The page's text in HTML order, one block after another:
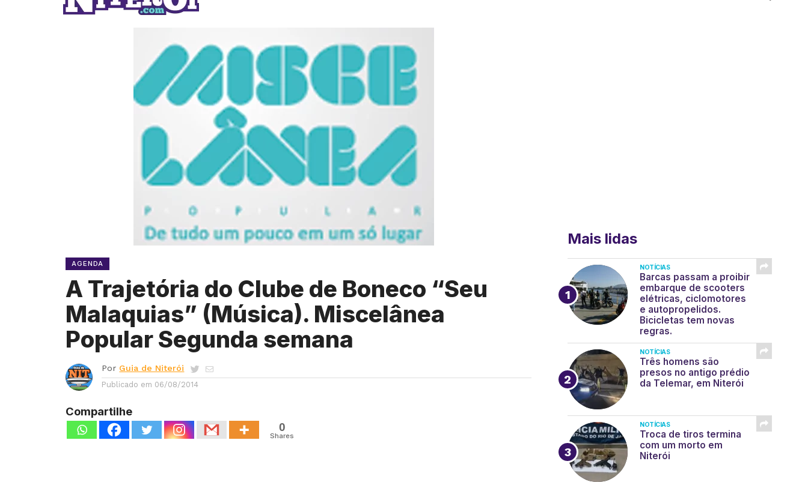
AGENDA
A Trajetória do Clube de Boneco “Seu
Malaquias” (Música). Miscelânea
Popular Segunda semana
Por Guia de Niterói
Publicado em 06/08/2014
Compartilhe
0
Shares
Mais lidas
NOTÍCIAS
Barcas passam a proibir
embarque de scooters
elétricas, ciclomotores
e autopropelidos.
Bicicletas tem novas
regras.
NOTÍCIAS
Três homens são
presos no antigo prédio
da Telemar, em Niterói
NOTÍCIAS
Troca de tiros termina
com um morto em
Niterói